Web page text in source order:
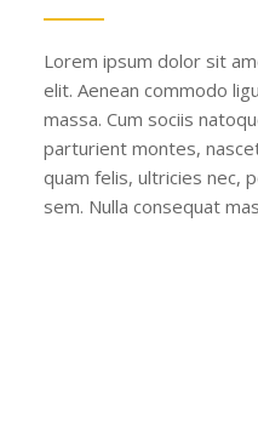
Lorem ipsum dolor sit
elit. Aenean commodo
massa. Cum sociis
parturient montes,
quam felis, ultricies nec,
sem. Nulla consequat